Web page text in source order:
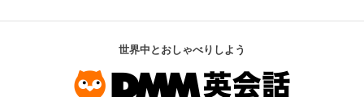
世界中とおしゃべりしよう